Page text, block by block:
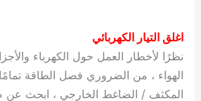
اغلق التيار الكهربائي
نظرًا لأخطار العمل حول الكهرباء
الهواء ، من الضروري فصل الطاقة
المكثف / الضاغط الخارجي ، ابحث عن